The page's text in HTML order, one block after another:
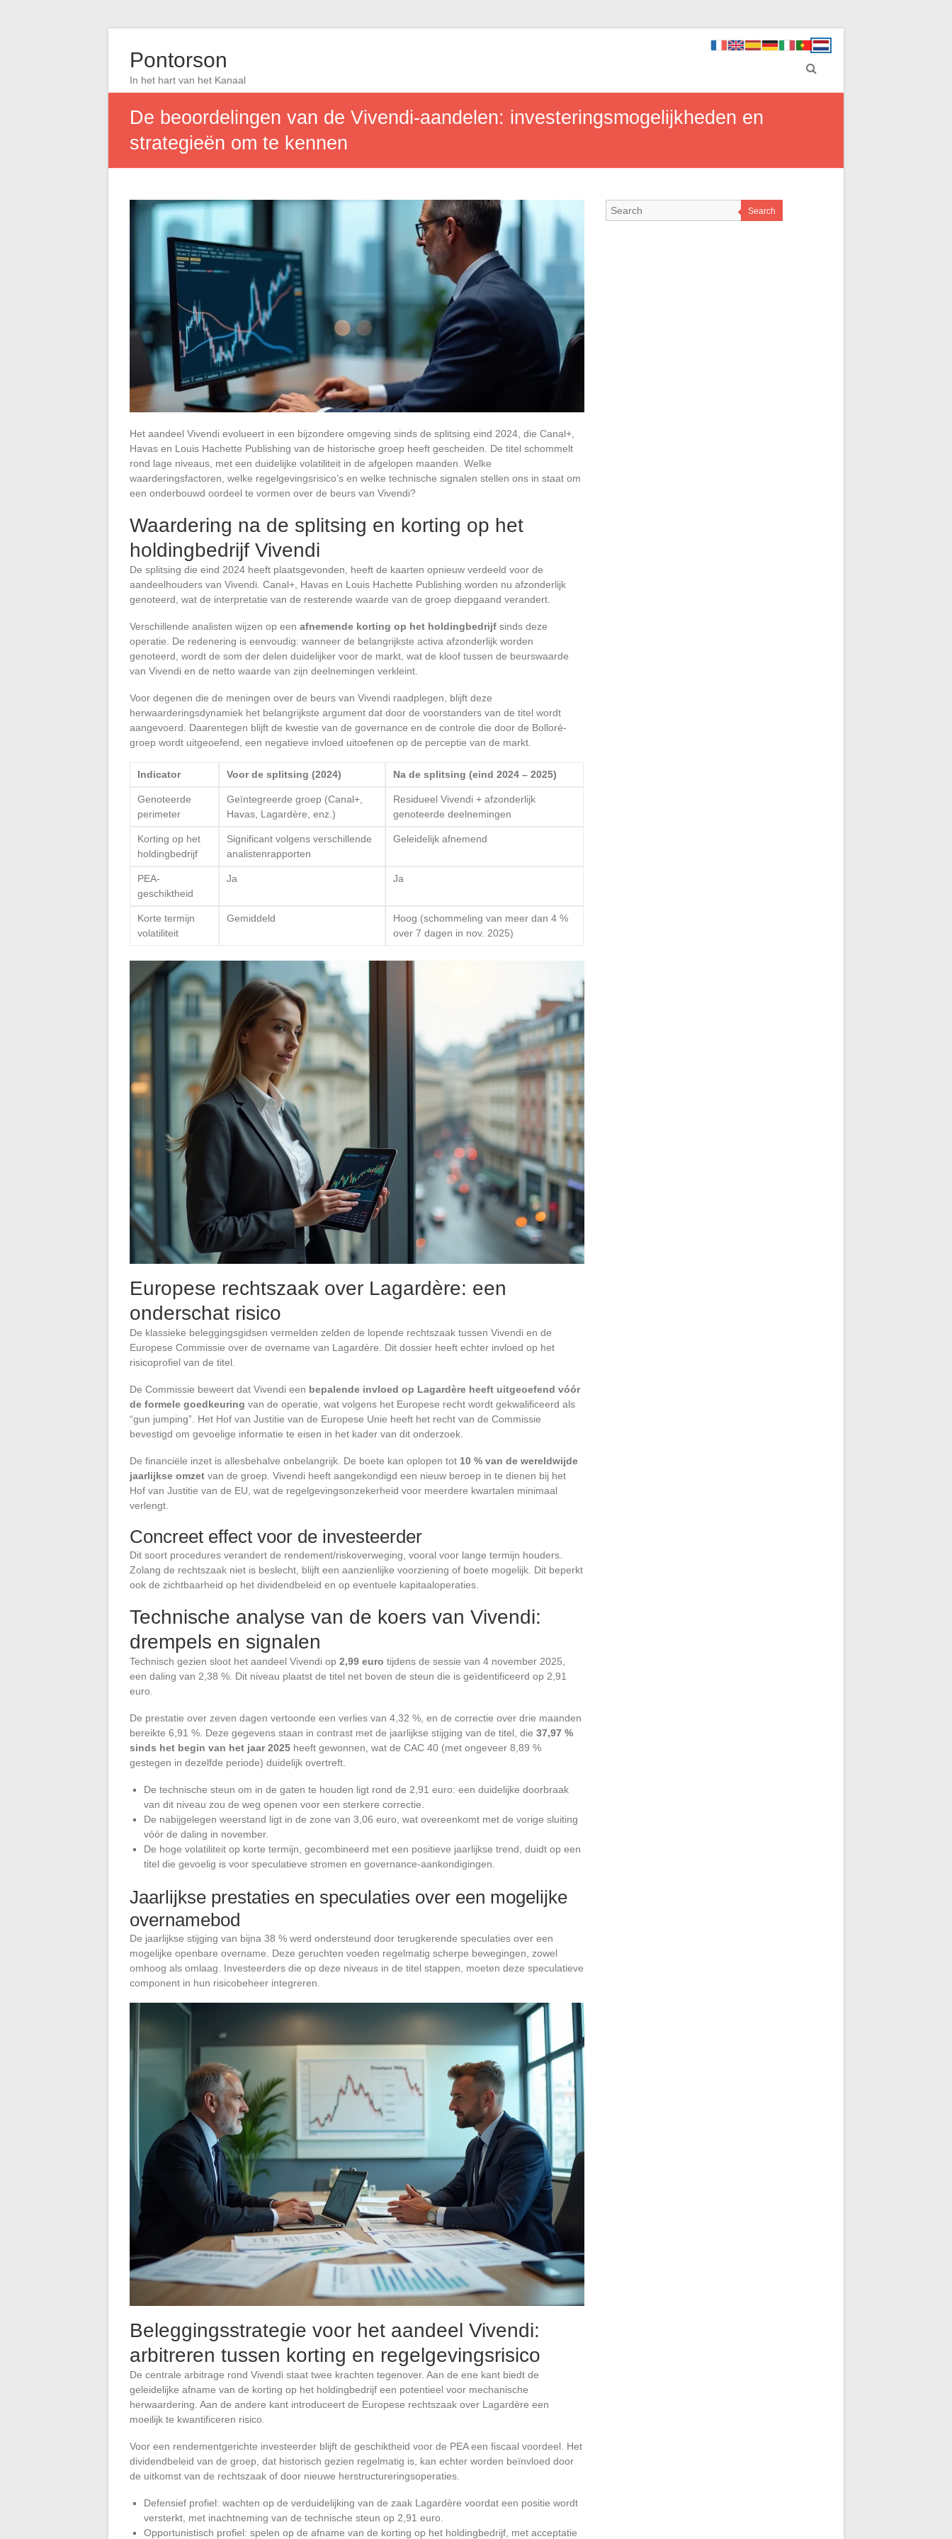
Pontorson
In het hart van het Kanaal
De beoordelingen van de Vivendi-aandelen: investeringsmogelijkheden en
strategieën om te kennen
Het aandeel Vivendi evolueert in een bijzondere omgeving sinds de splitsing eind 2024, die Canal+,
Havas en Louis Hachette Publishing van de historische groep heeft gescheiden. De titel schommelt
rond lage niveaus, met een duidelijke volatiliteit in de afgelopen maanden. Welke
waarderingsfactoren, welke regelgevingsrisico’s en welke technische signalen stellen ons in staat om
een onderbouwd oordeel te vormen over de beurs van Vivendi?
Waardering na de splitsing en korting op het
holdingbedrijf Vivendi
De splitsing die eind 2024 heeft plaatsgevonden, heeft de kaarten opnieuw verdeeld voor de
aandeelhouders van Vivendi. Canal+, Havas en Louis Hachette Publishing worden nu afzonderlijk
genoteerd, wat de interpretatie van de resterende waarde van de groep diepgaand verandert.
Verschillende analisten wijzen op een afnemende korting op het holdingbedrijf sinds deze
operatie. De redenering is eenvoudig: wanneer de belangrijkste activa afzonderlijk worden
genoteerd, wordt de som der delen duidelijker voor de markt, wat de kloof tussen de beurswaarde
van Vivendi en de netto waarde van zijn deelnemingen verkleint.
Voor degenen die de meningen over de beurs van Vivendi raadplegen, blijft deze
herwaarderingsdynamiek het belangrijkste argument dat door de voorstanders van de titel wordt
aangevoerd. Daarentegen blijft de kwestie van de governance en de controle die door de Bolloré-
groep wordt uitgeoefend, een negatieve invloed uitoefenen op de perceptie van de markt.
Indicator Voor de splitsing (2024) Na de splitsing (eind 2024 – 2025)
Genoteerde
perimeter
Geïntegreerde groep (Canal+,
Havas, Lagardère, enz.)
Residueel Vivendi + afzonderlijk
genoteerde deelnemingen
Korting op het
holdingbedrijf
Significant volgens verschillende
analistenrapporten
Geleidelijk afnemend
PEA-
geschiktheid
Ja Ja
Korte termijn
volatiliteit
Gemiddeld
Hoog (schommeling van meer dan 4 %
over 7 dagen in nov. 2025)
Europese rechtszaak over Lagardère: een
onderschat risico
De klassieke beleggingsgidsen vermelden zelden de lopende rechtszaak tussen Vivendi en de
Europese Commissie over de overname van Lagardère. Dit dossier heeft echter invloed op het
risicoprofiel van de titel.
De Commissie beweert dat Vivendi een bepalende invloed op Lagardère heeft uitgeoefend vóór
de formele goedkeuring van de operatie, wat volgens het Europese recht wordt gekwalificeerd als
“gun jumping”. Het Hof van Justitie van de Europese Unie heeft het recht van de Commissie
bevestigd om gevoelige informatie te eisen in het kader van dit onderzoek.
De financiële inzet is allesbehalve onbelangrijk. De boete kan oplopen tot 10 % van de wereldwijde
jaarlijkse omzet van de groep. Vivendi heeft aangekondigd een nieuw beroep in te dienen bij het
Hof van Justitie van de EU, wat de regelgevingsonzekerheid voor meerdere kwartalen minimaal
verlengt.
Concreet effect voor de investeerder
Dit soort procedures verandert de rendement/riskoverweging, vooral voor lange termijn houders.
Zolang de rechtszaak niet is beslecht, blijft een aanzienlijke voorziening of boete mogelijk. Dit beperkt
ook de zichtbaarheid op het dividendbeleid en op eventuele kapitaaloperaties.
Technische analyse van de koers van Vivendi:
drempels en signalen
Technisch gezien sloot het aandeel Vivendi op 2,99 euro tijdens de sessie van 4 november 2025,
een daling van 2,38 %. Dit niveau plaatst de titel net boven de steun die is geïdentificeerd op 2,91
euro.
De prestatie over zeven dagen vertoonde een verlies van 4,32 %, en de correctie over drie maanden
bereikte 6,91 %. Deze gegevens staan in contrast met de jaarlijkse stijging van de titel, die 37,97 %
sinds het begin van het jaar 2025 heeft gewonnen, wat de CAC 40 (met ongeveer 8,89 %
gestegen in dezelfde periode) duidelijk overtreft.
De technische steun om in de gaten te houden ligt rond de 2,91 euro: een duidelijke doorbraak
van dit niveau zou de weg openen voor een sterkere correctie.
De nabijgelegen weerstand ligt in de zone van 3,06 euro, wat overeenkomt met de vorige sluiting
vóór de daling in november.
De hoge volatiliteit op korte termijn, gecombineerd met een positieve jaarlijkse trend, duidt op een
titel die gevoelig is voor speculatieve stromen en governance-aankondigingen.
Jaarlijkse prestaties en speculaties over een mogelijke
overnamebod
De jaarlijkse stijging van bijna 38 % werd ondersteund door terugkerende speculaties over een
mogelijke openbare overname. Deze geruchten voeden regelmatig scherpe bewegingen, zowel
omhoog als omlaag. Investeerders die op deze niveaus in de titel stappen, moeten deze speculatieve
component in hun risicobeheer integreren.
Beleggingsstrategie voor het aandeel Vivendi:
arbitreren tussen korting en regelgevingsrisico
De centrale arbitrage rond Vivendi staat twee krachten tegenover. Aan de ene kant biedt de
geleidelijke afname van de korting op het holdingbedrijf een potentieel voor mechanische
herwaardering. Aan de andere kant introduceert de Europese rechtszaak over Lagardère een
moeilijk te kwantificeren risico.
Voor een rendementgerichte investeerder blijft de geschiktheid voor de PEA een fiscaal voordeel. Het
dividendbeleid van de groep, dat historisch gezien regelmatig is, kan echter worden beïnvloed door
de uitkomst van de rechtszaak of door nieuwe herstructureringsoperaties.
Defensief profiel: wachten op de verduidelijking van de zaak Lagardère voordat een positie wordt
versterkt, met inachtneming van de technische steun op 2,91 euro.
Opportunistisch profiel: spelen op de afname van de korting op het holdingbedrijf, met acceptatie
Search